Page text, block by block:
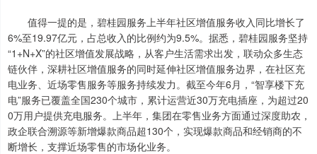
值得一提的是，碧桂园服务上半年社区增值服务收入同比增长了
6%至19.97亿元，占总收入的比例约为9.5%。据悉，碧桂园服务坚持
“1+N+X”的社区增值发展战略，从客户生活需求出发，联动众多生态
链伙伴，深耕社区增值服务的同时延伸社区增值服务边界，在社区充
电业务、近场零售服务等服务持续发力。截至今年6月，“智享楼下充
电”服务已覆盖全国230个城市，累计运营近30万充电插座，为超过20
0万用户提供充电服务。上半年，集团在零售业务方面通过深度助农，
政企联合溯源等新增爆款商品超130个，实现爆款商品和经销商的不
断增长，支撑近场零售的市场化业务。